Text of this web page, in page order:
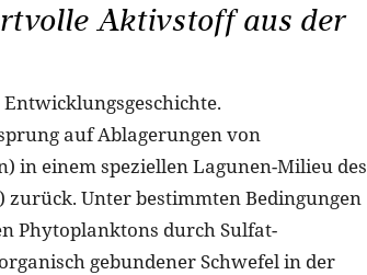
Aktivstoff aus der
auf Ablagerungen von
in einem speziellen Lagunen-Milieu des
Unter bestimmten Bedingungen
Phytoplanktons durch Sulfat-
gebundener Schwefel in der